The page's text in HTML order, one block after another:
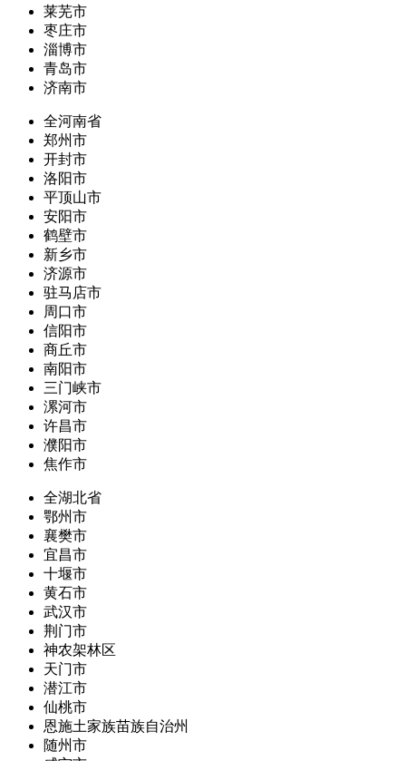
莱芜市
枣庄市
淄博市
青岛市
济南市
全河南省
郑州市
开封市
洛阳市
平顶山市
安阳市
鹤壁市
新乡市
济源市
驻马店市
周口市
信阳市
商丘市
南阳市
三门峡市
漯河市
许昌市
濮阳市
焦作市
全湖北省
鄂州市
襄樊市
宜昌市
十堰市
黄石市
武汉市
荆门市
神农架林区
天门市
潜江市
仙桃市
恩施土家族苗族自治州
随州市